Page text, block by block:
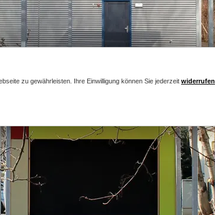
zu gewährleisten. Ihre Einwilligung können Sie jederzeit widerrufen